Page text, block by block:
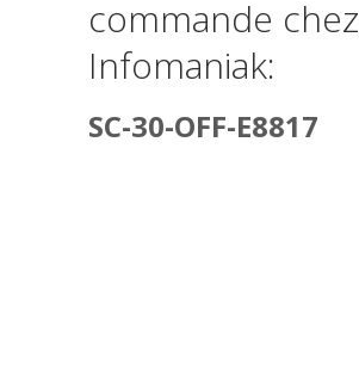
commande chez
Infomaniak:
SC-30-OFF-E8817